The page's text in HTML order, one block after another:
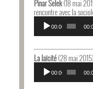
Pinar Selek(18 mai
rencontre avec la
Lecteur
audio
00:00
La laïcité(28 mai
Lecteur
audio
00:00